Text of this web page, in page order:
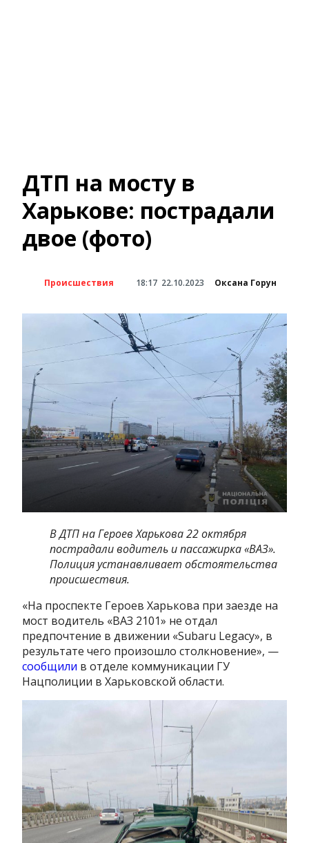
ДТП на мосту в
Харькове: пострадали
двое (фото)
Происшествия 18:17 22.10.2023 Оксана Горун
В ДТП на Героев Харькова 22 октября
пострадали водитель и пассажирка «ВАЗ».
Полиция устанавливает обстоятельства
происшествия.
«На проспекте Героев Харькова при заезде на
мост водитель «ВАЗ 2101» не отдал
предпочтение в движении «Subaru Legacy», в
результате чего произошло столкновение», —
сообщили в отделе коммуникации ГУ
Нацполиции в Харьковской области.